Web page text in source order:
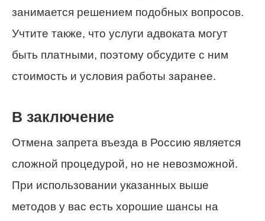
занимается решением подобных вопросов.
Учтите также, что услуги адвоката могут
быть платными, поэтому обсудите с ним
стоимость и условия работы заранее.
В заключение
Отмена запрета въезда в Россию является
сложной процедурой, но не невозможной.
При использовании указанных выше
методов у вас есть хорошие шансы на